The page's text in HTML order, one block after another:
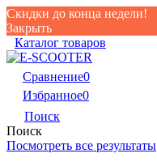
Скидки до конца недели!
Закрыть
Каталог товаров
Сравнение0
Избранное0
Поиск
Поиск
Посмотреть все результаты